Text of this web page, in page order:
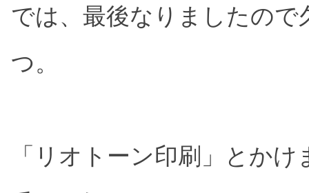
では、最後なりましたの
つ。
「リオトーン印刷」とか